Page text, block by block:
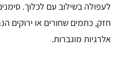
לעפולה בשילוב עם לכלוך.
חזק, כתמים שחורים או ירוקים
אלרגיות מוגברות.